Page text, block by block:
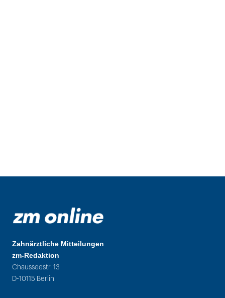
Zahnärztliche Mitteilungen
zm-Redaktion
Chausseestr. 13
D-10115 Berlin